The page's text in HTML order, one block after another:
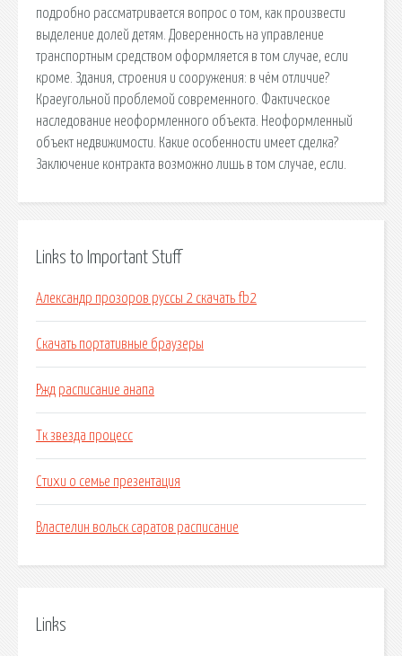
подробно рассматривается вопрос о том, как произвести
выделение долей детям. Доверенность на управление
транспортным средством оформляется в том случае, если
кроме. Здания, строения и сооружения: в чём отличие?
Краеугольной проблемой современного. Фактическое
наследование неоформленного объекта. Неоформленный
объект недвижимости. Какие особенности имеет сделка?
Заключение контракта возможно лишь в том случае, если.
Links to Important Stuff
Александр прозоров руссы 2 скачать fb2
Скачать портативные браузеры
Ржд расписание анапа
Тк звезда процесс
Стихи о семье презентация
Властелин вольск саратов расписание
Links